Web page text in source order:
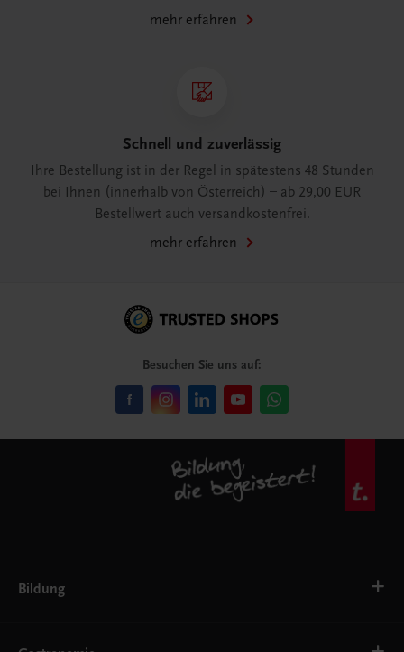
mehr erfahren
Schnell und zuverlässig
Ihre Bestellung ist in der Regel in spätestens 48 Stunden
bei Ihnen (innerhalb von Österreich) – ab 29,00 EUR
Bestellwert auch versandkostenfrei.
mehr erfahren
Besuchen Sie uns auf:
Bildung